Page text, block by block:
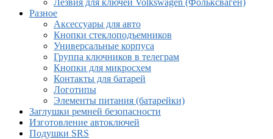
Лезвия для ключей Volkswagen (Фольксваген)
Разное
Aксессуары для авто
Кнопки стеклоподъемников
Универсальные корпуса
Группа ключников в телеграм
Кнопки для микросхем
Контакты для батарей
Логотипы
Элементы питания (батарейки)
Заглушки ремней безопасности
Изготовление автоключей
Подушки SRS